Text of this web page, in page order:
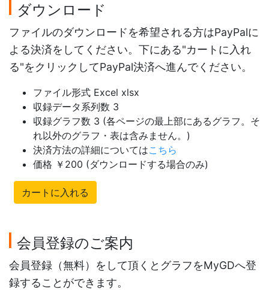
ダウンロード
ファイルのダウンロードを希望される方はPayPalに
よる決済をしてください。下にある"カートに入れ
る"をクリックしてPayPal決済へ進んでください。
ファイル形式 Excel xlsx
収録データ系列数 3
収録グラフ数 3 (各ページの最上部にあるグラフ。そ
れ以外のグラフ・表は含みません。)
決済方法の詳細についてはこちら
価格 ￥200 (ダウンロードする場合のみ)
カートに入れる
会員登録のご案内
会員登録（無料）をして頂くとグラフをMyGDへ登
録することができます。